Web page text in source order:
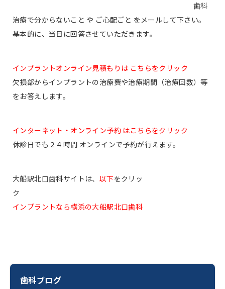
歯科ブログ
歯科
治療で分からないこと や ご心配ごと をメールして下さい。
基本的に、当日に回答させていただきます。
インプラントオンライン見積もりは こちらをクリック
欠損部からインプラントの治療費や治療期間（治療回数）等
をお答えします。
インターネット・オンライン予約 はこちらをクリック
休診日でも２４時間 オンラインで予約が行えます。
大船駅北口歯科サイトは、 以下をクリッ
ク
インプラントなら横浜の大船駅北口歯科